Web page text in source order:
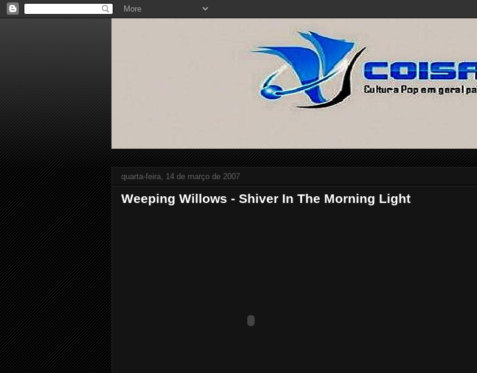
quarta-feira, 14 de março de 2007
Weeping Willows - Shiver In The Morning Light